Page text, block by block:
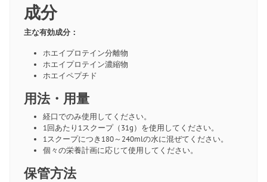
成分
主な有効成分：
ホエイプロテイン分離物
ホエイプロテイン濃縮物
ホエイペプチド
用法・用量
経口でのみ使用してください。
1回あたり1スクープ（31g）を使用してください。
1スクープにつき180～240mlの水に混ぜてください。
個々の栄養計画に応じて使用してください。
保管方法